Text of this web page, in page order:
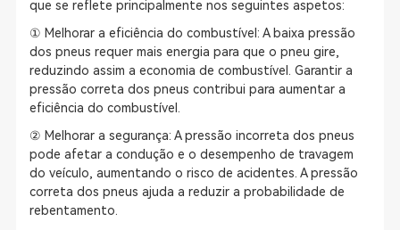
que se reflete principalmente nos seguintes aspetos:
① Melhorar a eficiência do combustível: A baixa pressão
dos pneus requer mais energia para que o pneu gire,
reduzindo assim a economia de combustível. Garantir a
pressão correta dos pneus contribui para aumentar a
eficiência do combustível.
② Melhorar a segurança: A pressão incorreta dos pneus
pode afetar a condução e o desempenho de travagem
do veículo, aumentando o risco de acidentes. A pressão
correta dos pneus ajuda a reduzir a probabilidade de
rebentamento.